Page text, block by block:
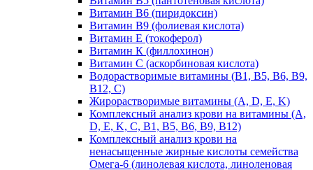
Витамин В6 (пиридоксин)
Витамин В9 (фолиевая кислота)
Витамин Е (токоферол)
Витамин К (филлохинон)
Витамин С (аскорбиновая кислота)
Водорастворимые витамины (B1, B5, B6, В9,
В12, С)
Жирорастворимые витамины (A, D, E, K)
Комплексный анализ крови на витамины (A,
D, E, K, C, B1, B5, B6, В9, B12)
Комплексный анализ крови на
ненасыщенные жирные кислоты семейства
Омега-6 (линолевая кислота, линоленовая